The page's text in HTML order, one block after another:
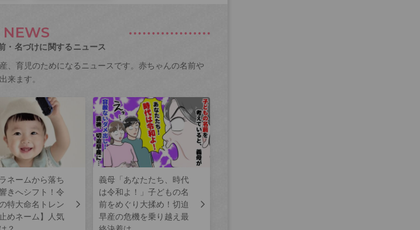
NEWS
・名づけに関するニュース
、育児のためになるニュースです。赤ちゃんの名前や
来ます。
ネームから落ち
きへシフト！令
特大命名トレン
めネーム】人気
義母「あなたたち、時代
は令和よ！」子どもの名
前をめぐり大揉め！切迫
早産の危機を乗り越え最